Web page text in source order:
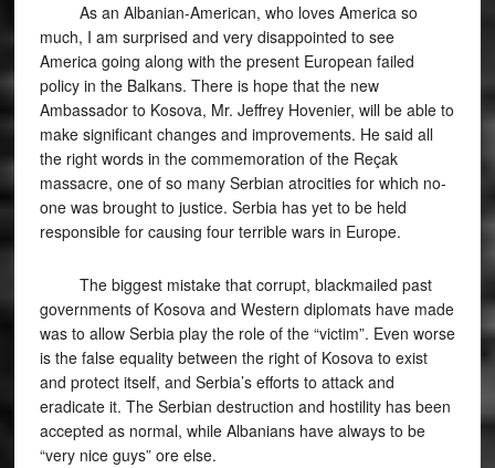
As an Albanian-American, who loves America so
much, I am surprised and very disappointed to see
America going along with the present European failed
policy in the Balkans. There is hope that the new
Ambassador to Kosova, Mr. Jeffrey Hovenier, will be able to
make significant changes and improvements. He said all
the right words in the commemoration of the Reçak
massacre, one of so many Serbian atrocities for which no-
one was brought to justice. Serbia has yet to be held
responsible for causing four terrible wars in Europe.
The biggest mistake that corrupt, blackmailed past
governments of Kosova and Western diplomats have made
was to allow Serbia play the role of the “victim”. Even worse
is the false equality between the right of Kosova to exist
and protect itself, and Serbia’s efforts to attack and
eradicate it. The Serbian destruction and hostility has been
accepted as normal, while Albanians have always to be
“very nice guys” ore else.